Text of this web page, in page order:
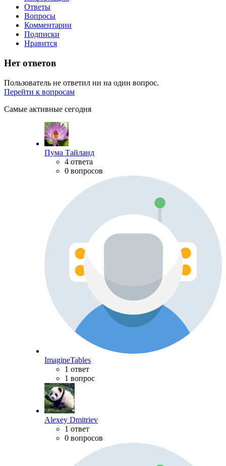
Ответы
Вопросы
Комментарии
Подписки
Нравится
Нет ответов
Пользователь не ответил ни на один вопрос.
Перейти к вопросам
Самые активные сегодня
Пума Тайланд
4 ответа
0 вопросов
ImagineTables
1 ответ
1 вопрос
Alexey Dmitriev
1 ответ
0 вопросов